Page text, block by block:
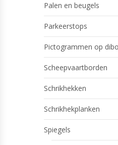
Palen en beugels
Parkeerstops
Pictogrammen op
Scheepvaartborden
Schrikhekken
Schrikhekplanken
Spiegels